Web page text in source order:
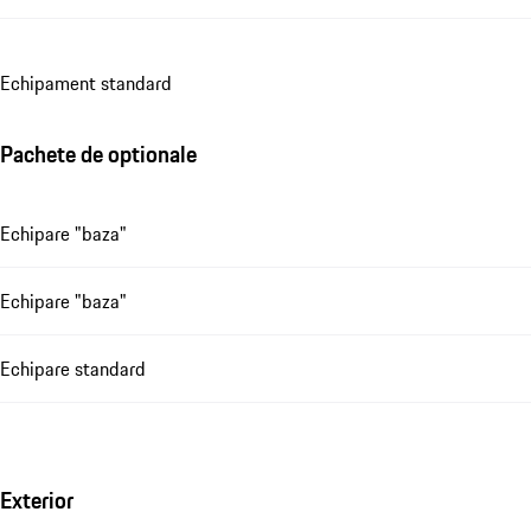
Echipament standard
Pachete de optionale
Echipare "baza"
Echipare "baza"
Echipare standard
Exterior